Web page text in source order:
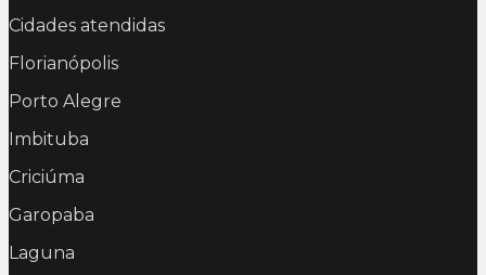
Cidades atendidas
Florianópolis
Porto Alegre
Imbituba
Criciúma
Garopaba
Laguna